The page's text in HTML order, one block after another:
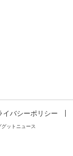
イバシーポリシー
ットニュース